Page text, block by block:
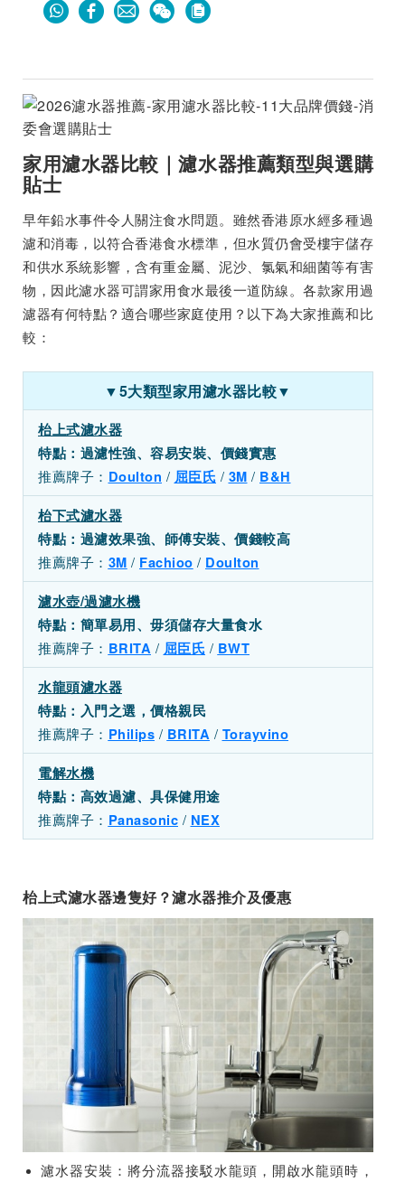
家用濾水器比較｜濾水器推薦類型與選購
貼士
早年鉛水事件令人關注食水問題。雖然香港原水經多種過
濾和消毒，以符合香港食水標準，但水質仍會受樓宇儲存
和供水系統影響，含有重金屬、泥沙、氯氣和細菌等有害
物，因此濾水器可謂家用食水最後一道防線。各款家用過
濾器有何特點？適合哪些家庭使用？以下為大家推薦和比
較：
▼5大類型家用濾水器比較▼
枱上式濾水器
特點：過濾性強、容易安裝、價錢實惠
推薦牌子： Doulton / 屈臣氏 / 3M / B&H
枱下式濾水器
特點：過濾效果強、師傅安裝、價錢較高
推薦牌子： 3M / Fachioo / Doulton
濾水壺/過濾水機
特點：簡單易用、毋須儲存大量食水
推薦牌子： BRITA / 屈臣氏 / BWT
水龍頭濾水器
特點：入門之選，價格親民
推薦牌子： Philips / BRITA / Torayvino
電解水機
特點：高效過濾、具保健用途
推薦牌子： Panasonic / NEX
枱上式濾水器邊隻好？濾水器推介及優惠
濾水器安裝：將分流器接駁水龍頭，開啟水龍頭時，